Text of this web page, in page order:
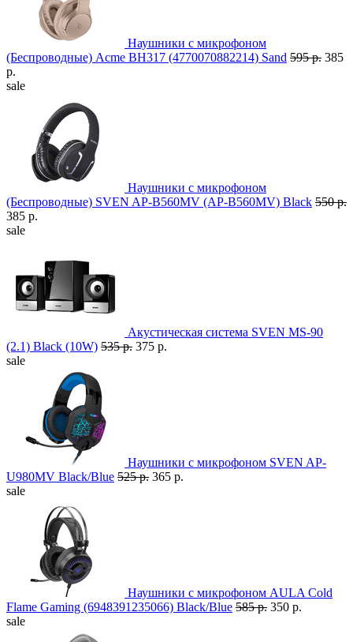
Наушники с микрофоном
(Беспроводные) Acme BH317 (4770070882214) Sand 595 р. 385
р.
sale
Наушники с микрофоном
(Беспроводные) SVEN AP-B560MV (AP-B560MV) Black 550 р.
385 р.
sale
Акустическая система SVEN MS-90
(2.1) Black (10W) 535 р. 375 р.
sale
Наушники с микрофоном SVEN AP-
U980MV Black/Blue 525 р. 365 р.
sale
Наушники с микрофоном AULA Cold
Flame Gaming (6948391235066) Black/Blue 585 р. 350 р.
sale